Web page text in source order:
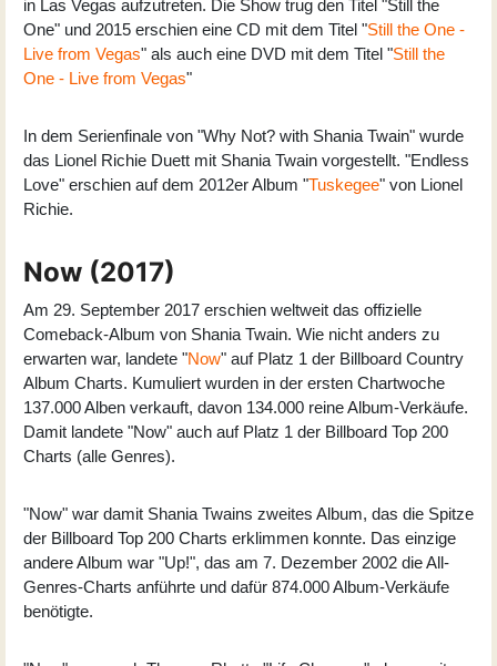
in Las Vegas aufzutreten. Die Show trug den Titel "Still the
One" und 2015 erschien eine CD mit dem Titel "Still the One -
Live from Vegas" als auch eine DVD mit dem Titel "Still the
One - Live from Vegas"
In dem Serienfinale von "Why Not? with Shania Twain" wurde
das Lionel Richie Duett mit Shania Twain vorgestellt. "Endless
Love" erschien auf dem 2012er Album "Tuskegee" von Lionel
Richie.
Now (2017)
Am 29. September 2017 erschien weltweit das offizielle
Comeback-Album von Shania Twain. Wie nicht anders zu
erwarten war, landete "Now" auf Platz 1 der Billboard Country
Album Charts. Kumuliert wurden in der ersten Chartwoche
137.000 Alben verkauft, davon 134.000 reine Album-Verkäufe.
Damit landete "Now" auch auf Platz 1 der Billboard Top 200
Charts (alle Genres).
"Now" war damit Shania Twains zweites Album, das die Spitze
der Billboard Top 200 Charts erklimmen konnte. Das einzige
andere Album war "Up!", das am 7. Dezember 2002 die All-
Genres-Charts anführte und dafür 874.000 Album-Verkäufe
benötigte.